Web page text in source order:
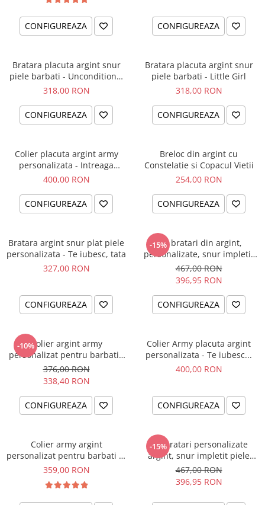
CONFIGUREAZA CONFIGUREAZA
Bratara placuta argint snur
piele barbati - Unconditional
Love
318,00 RON
CONFIGUREAZA
Bratara placuta argint snur
piele barbati - Little Girl
318,00 RON
CONFIGUREAZA
Colier placuta argint army
personalizata - Intreaga
lume...
400,00 RON
CONFIGUREAZA
Breloc din argint cu
Constelatie si Copacul Vietii
254,00 RON
CONFIGUREAZA
Bratara argint snur plat piele
personalizata - Te iubesc, tata
327,00 RON
CONFIGUREAZA
-15%
Set bratari din argint,
personalizate, snur impletit
piele - Family
467,00 RON
396,95 RON
CONFIGUREAZA
-10%Colier argint army
personalizat pentru barbati -
Busola iubirii
376,00 RON
338,40 RON
CONFIGUREAZA
Colier Army placuta argint
personalizata - Te iubesc...
400,00 RON
CONFIGUREAZA
Colier army argint
personalizat pentru barbati - I
am
359,00 RON
-15%
Set bratari personalizate
argint, snur impletit piele
naturala - Cadou Nunta
467,00 RON
396,95 RON